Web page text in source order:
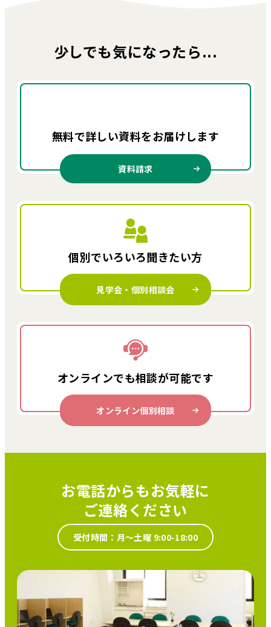
少しでも気になったら...
無料で詳しい資料をお届けします
資料請求
個別でいろいろ聞きたい方
見学会・個別相談会
オンラインでも相談が可能です
オンライン個別相談
お電話からもお気軽に
ご連絡ください
受付時間：月～土曜 9:00-18:00